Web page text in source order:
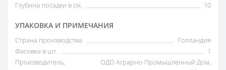
Глубина посадки в см.
10
УПАКОВКА И ПРИМЕЧАНИЯ
Страна производства
Голландия
Фасовка в шт.
1
Производитель,
ОДО Аграрно-Промышленный Дом,